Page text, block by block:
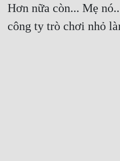
Hơn nữa còn... Mẹ